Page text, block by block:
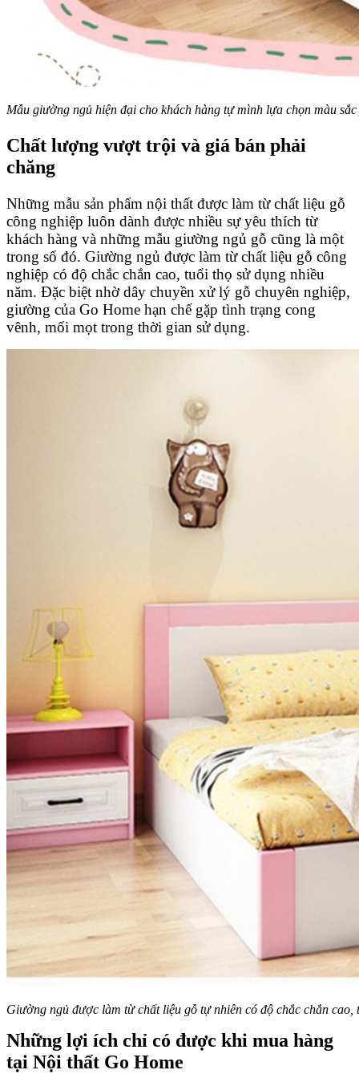
Mẫu giường ngủ hiện đại cho khách hàng tự mình lựa chọn màu sắc
Chất lượng vượt trội và giá bán phải
chăng
Những mẫu sản phẩm nội thất được làm từ chất liệu gỗ
công nghiệp luôn dành được nhiều sự yêu thích từ
khách hàng và những mẫu giường ngủ gỗ cũng là một
trong số đó. Giường ngủ được làm từ chất liệu gỗ công
nghiệp có độ chắc chắn cao, tuổi thọ sử dụng nhiều
năm. Đặc biệt nhờ dây chuyền xử lý gỗ chuyên nghiệp,
giường của Go Home hạn chế gặp tình trạng cong
vênh, mối mọt trong thời gian sử dụng.
Giường ngủ được làm từ chất liệu gỗ tự nhiên có độ chắc chắn cao,
Những lợi ích chỉ có được khi mua hàng
tại Nội thất Go Home